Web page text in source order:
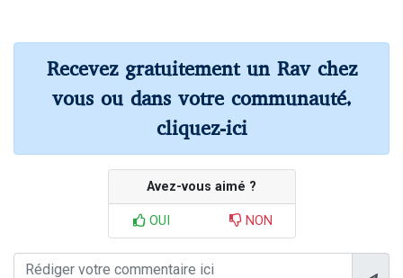
Recevez gratuitement un Rav chez
vous ou dans votre communauté,
cliquez-ici
Avez-vous aimé ?
OUI NON